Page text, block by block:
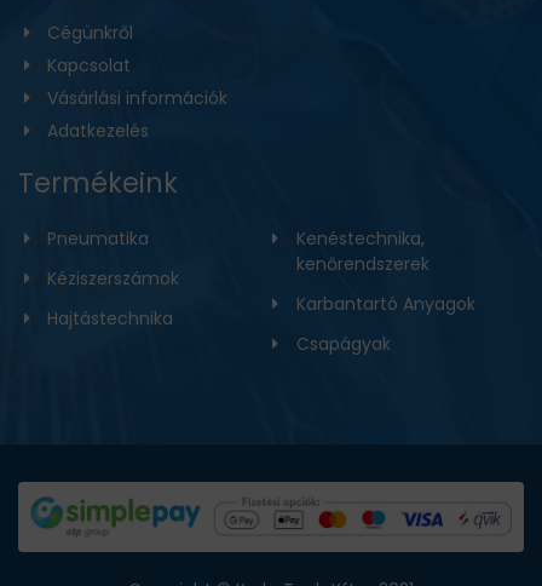
Cégünkről
Kapcsolat
Vásárlási információk
Adatkezelés
Termékeink
Pneumatika
Kéziszerszámok
Hajtástechnika
Kenéstechnika,
kenőrendszerek
Karbantartó Anyagok
Csapágyak